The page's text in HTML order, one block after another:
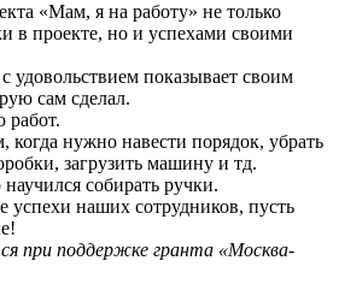
«Мам, я на работу» не только
в проекте, но и успехами своими
удовольствием показывает своим
сам сделал.
работ.
когда нужно навести порядок, убрать
загрузить машину и тд.
собирать ручки.
наших сотрудников, пусть
при поддержке гранта «Москва-